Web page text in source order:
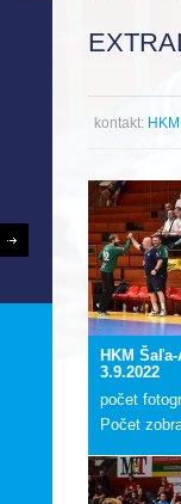
kontakt:
HKM
3.9.2022
počet
Počet